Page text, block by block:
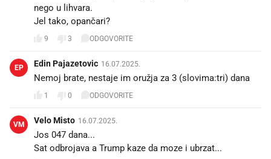
nego u lihvara.
Jel tako, opančari?
9 3 ODGOVORITE
EP Edin Pajazetovic 16.07.2025.
Nemoj brate, nestaje im oružja za 3 (slovima:tri) dana
1 0 ODGOVORITE
VM Velo Misto 16.07.2025.
Jos 047 dana...
Sat odbrojava a Trump kaze da moze i ubrzat...